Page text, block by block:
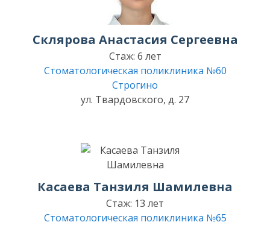
Склярова Анастасия Сергеевна
Стаж: 6 лет
Стоматологическая поликлиника №60
Строгино
ул. Твардовского, д. 27
Касаева Танзиля Шамилевна
Стаж: 13 лет
Стоматологическая поликлиника №65